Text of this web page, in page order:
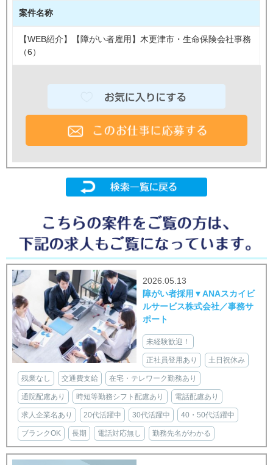
案件名称
【WEB紹介】【障がい者雇用】木更津市・生命保険会社事務
（6）
2026.05.13
障がい者採用▼ANAスカイビ
ルサービス株式会社／事務サ
ポート
未経験歓迎！
正社員登用あり 土日祝休み
残業なし 交通費支給 在宅・テレワーク勤務あり
通院配慮あり 時短等勤務シフト配慮あり 電話配慮あり
求人企業名あり 20代活躍中 30代活躍中 40・50代活躍中
ブランクOK 長期 電話対応無し 勤務先名がわかる